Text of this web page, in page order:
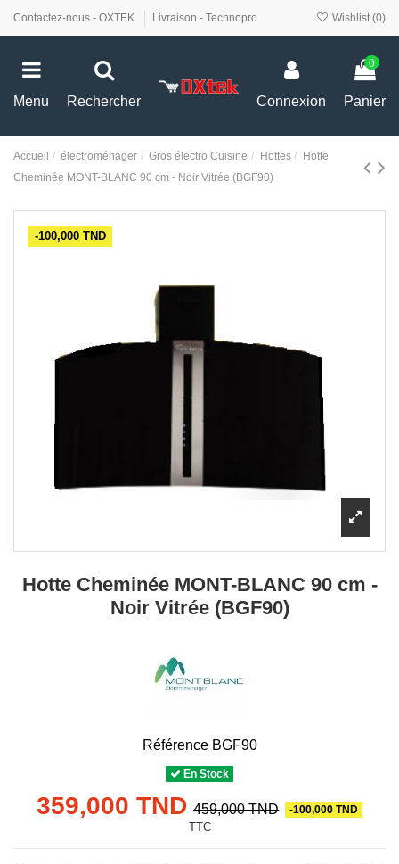
Contactez-nous - OXTEK Livraison - Technopro Wishlist (0)
Menu Rechercher Connexion
0
Panier
Accueil électroménager Gros électro Cuisine Hottes
Hotte
Cheminée MONT-BLANC 90 cm - Noir Vitrée (BGF90)
-100,000 TND
Hotte Cheminée MONT-BLANC 90 cm -
Noir Vitrée (BGF90)
Référence BGF90
En Stock
359,000 TND 459,000 TND -100,000 TND
TTC